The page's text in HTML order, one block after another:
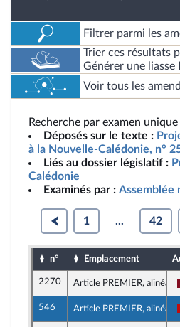
Filtrer parmi les
Trier ces résultats
Générer une liasse
Voir tous les
Recherche par examen
Déposés sur le texte :
à la Nouvelle-Calédonie, n°
Liés au dossier législatif :
Calédonie
Examinés par : Assemblée
1 ... 42
n° Emplacement
2270 Article PREMIER, alinéa 1
546 Article PREMIER, alinéa 1